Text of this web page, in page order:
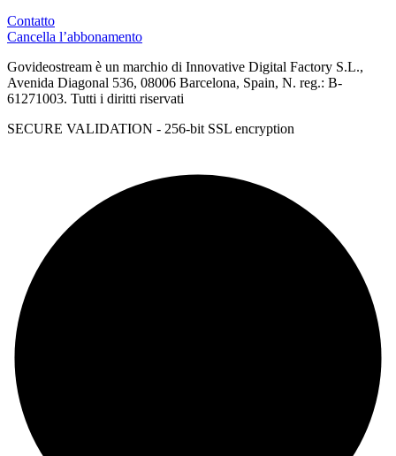
Contatto
Cancella l’abbonamento
Govideostream è un marchio di Innovative Digital Factory S.L.,
Avenida Diagonal 536, 08006 Barcelona, Spain, N. reg.: B-
61271003. Tutti i diritti riservati
SECURE VALIDATION - 256-bit SSL encryption